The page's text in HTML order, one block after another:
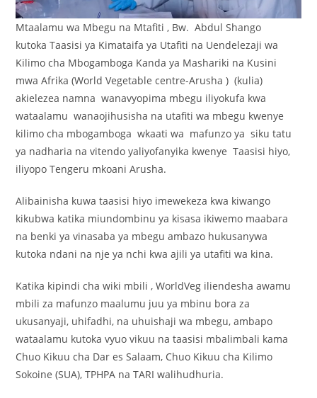
Mtaalamu wa Mbegu na Mtafiti , Bw. Abdul Shango
kutoka Taasisi ya Kimataifa ya Utafiti na Uendelezaji wa
Kilimo cha Mbogamboga Kanda ya Mashariki na Kusini
mwa Afrika (World Vegetable centre-Arusha ) (kulia)
akielezea namna wanavyopima mbegu iliyokufa kwa
wataalamu wanaojihusisha na utafiti wa mbegu kwenye
kilimo cha mbogamboga wkaati wa mafunzo ya siku tatu
ya nadharia na vitendo yaliyofanyika kwenye Taasisi hiyo,
iliyopo Tengeru mkoani Arusha.
Alibainisha kuwa taasisi hiyo imewekeza kwa kiwango
kikubwa katika miundombinu ya kisasa ikiwemo maabara
na benki ya vinasaba ya mbegu ambazo hukusanywa
kutoka ndani na nje ya nchi kwa ajili ya utafiti wa kina.
Katika kipindi cha wiki mbili , WorldVeg iliendesha awamu
mbili za mafunzo maalumu juu ya mbinu bora za
ukusanyaji, uhifadhi, na uhuishaji wa mbegu, ambapo
wataalamu kutoka vyuo vikuu na taasisi mbalimbali kama
Chuo Kikuu cha Dar es Salaam, Chuo Kikuu cha Kilimo
Sokoine (SUA), TPHPA na TARI walihudhuria.